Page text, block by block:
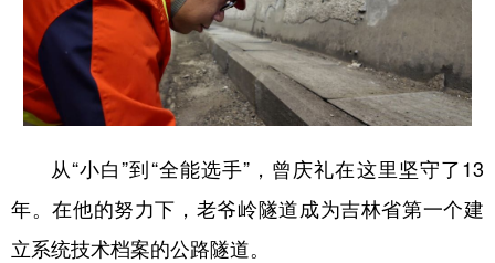
广东 广西 海南 重庆
四川 贵州 云南 西藏
陕西 甘肃 青海 宁夏
新疆 内蒙古 黑龙江
多语种频道
从“小白”到“全能选手”，曾庆礼在这里坚守了13
年。在他的努力下，老爷岭隧道成为吉林省第一个建
立系统技术档案的公路隧道。